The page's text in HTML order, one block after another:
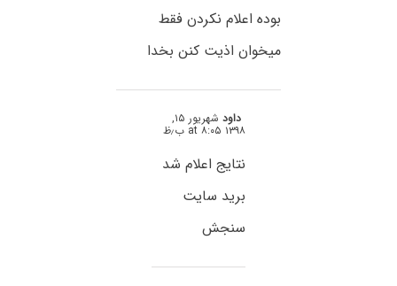
بوده اعلام نکردن فقط
میخوان اذیت کنن بخدا
داود شهریور ۱۵,
۱۳۹۸ at ۸:۰۵ ب٫ظ
نتایج اعلام شد
برید سایت
سنجش